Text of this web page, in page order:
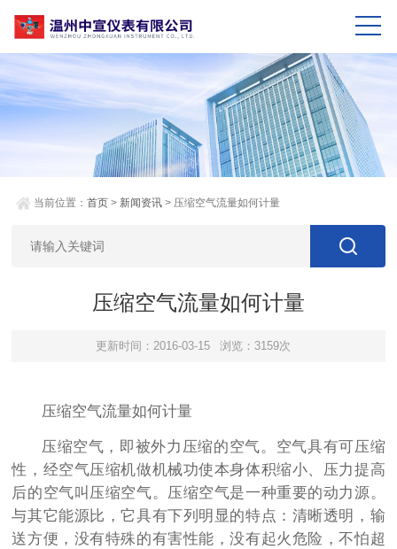
当前位置：首页 > 新闻资讯 > 压缩空气流量如何计量
压缩空气流量如何计量
更新时间：2016-03-15 浏览：3159次
压缩空气流量如何计量
压缩空气，即被外力压缩的空气。空气具有可压缩
性，经空气压缩机做机械功使本身体积缩小、压力提高
后的空气叫压缩空气。压缩空气是一种重要的动力源。
与其它能源比，它具有下列明显的特点：清晰透明，输
送方便，没有特殊的有害性能，没有起火危险，不怕超